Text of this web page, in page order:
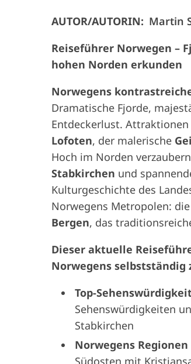
AUTOR/AUTORIN: Martin
Reiseführer Norwegen –
hohen Norden erkunden
Norwegens
Dramatische Fjorde,
Entdeckerlust. Attraktionen
Lofoten, der malerische
Hoch im Norden
Stabkirchen und
Kulturgeschichte des
Norwegens Metropolen:
Bergen, das
Dieser aktuelle
Norwegens selbstständig
Top-
Sehenswürdigkeiten
Stabkirchen
Norwegens
Südosten mit